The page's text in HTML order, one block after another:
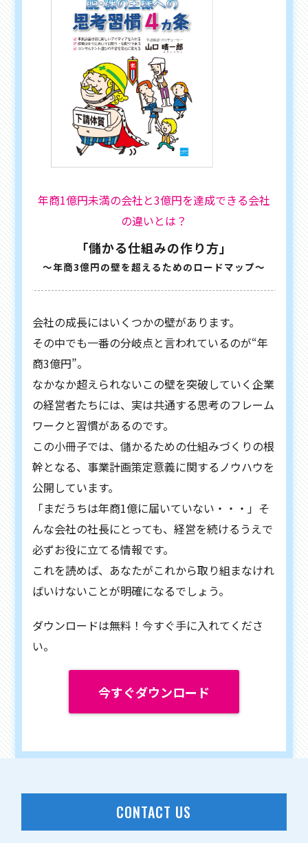
年商1億円未満の会社と3億円を達成できる会社
の違いとは？
「儲かる仕組みの作り方」
〜年商3億円の壁を超えるためのロードマップ〜
会社の成長にはいくつかの壁があります。
その中でも一番の分岐点と言われているのが“年
商3億円”。
なかなか超えられないこの壁を突破していく企業
の経営者たちには、実は共通する思考のフレーム
ワークと習慣があるのです。
この小冊子では、儲かるための仕組みづくりの根
幹となる、事業計画策定意義に関するノウハウを
公開しています。
「まだうちは年商1億に届いていない・・・」そ
んな会社の社長にとっても、経営を続けるうえで
必ずお役に立てる情報です。
これを読めば、あなたがこれから取り組まなけれ
ばいけないことが明確になるでしょう。
ダウンロードは無料！今すぐ手に入れてくださ
い。
今すぐダウンロード
CONTACT US